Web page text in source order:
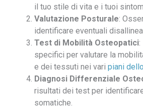
il tuo stile di vita e i tuoi
Valutazione Posturale:
identificare eventuali
Test di Mobilità Osteopatici
specifici per valutare la
e dei tessuti nei vari piani
Diagnosi Differenziale
risultati dei test per
somatiche.